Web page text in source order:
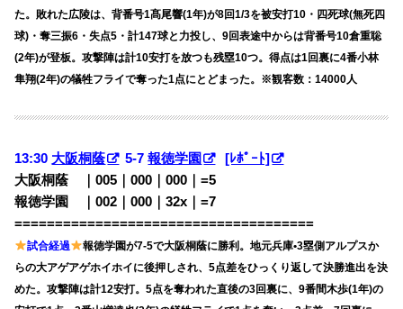
た。敗れた広陵は、背番号1髙尾響(1年)が8回1/3を被安打10・四死球(無死四
球)・奪三振6・失点5・計147球と力投し、9回表途中からは背番号10倉重聡
(2年)が登板。攻撃陣は計10安打を放つも残塁10つ。得点は1回裏に4番小林
隼翔(2年)の犠牲フライで奪った1点にとどまった。※観客数：14000人
13:30 大阪桐蔭 5-7 報徳学園
[ﾚﾎﾟｰﾄ]
大阪桐蔭 ｜005｜000｜000｜=5
報徳学園 ｜002｜000｜32x｜=7
=====================================
試合経過
報徳学園が7-5で大阪桐蔭に勝利。地元兵庫•3塁側アルプスか
らの大アゲアゲホイホイに後押しされ、5点差をひっくり返して決勝進出を決
めた。攻撃陣は計12安打。5点を奪われた直後の3回裏に、9番間木歩(1年)の